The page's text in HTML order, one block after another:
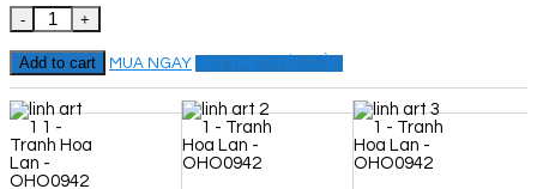
Tranh Hoa Lan - OHO0942 quantity
Add to cart MUA NGAY ĐẶT THEO YÊU CẦU